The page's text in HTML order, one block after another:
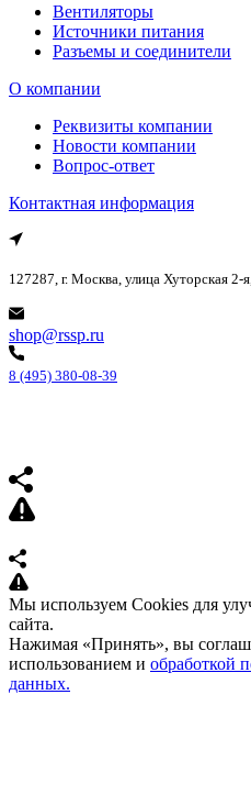
Вентиляторы
Источники питания
Разъемы и соединители
О компании
Реквизиты компании
Новости компании
Вопрос-ответ
Контактная информация
127287, г. Москва, улица Хуторская
shop@rssp.ru
8 (495) 380-08-39
Мы используем Cookies для
сайта.
Нажимая «Принять», вы
использованием и обработкой
данных.